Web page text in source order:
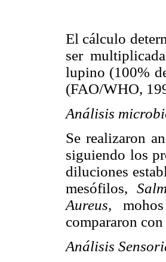
El cálculo
ser
lupino (100%
(FAO/WHO,
Análisis
Se realizaron
siguiendo los
diluciones
mesófilos,
Aureus,
compararon
Análisis